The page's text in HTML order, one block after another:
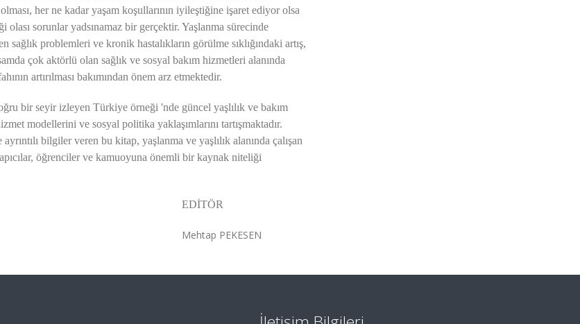
her ne kadar yaşam koşullarının iyileştiğine işaret ediyor olsa
olası sorunlar yadsınamaz bir gerçektir. Yaşlanma sürecinde
problemleri ve kronik hastalıkların görülme sıklığındaki artış,
çok aktörlü olan sağlık ve sosyal bakım hizmetleri alanında
artırılması bakımından önem arz etmektedir.
bir seyir izleyen Türkiye örneği 'nde güncel yaşlılık ve bakım
modellerini ve sosyal politika yaklaşımlarını tartışmaktadır.
bilgiler veren bu kitap, yaşlanma ve yaşlılık alanında çalışan
öğrenciler ve kamuoyuna önemli bir kaynak niteliği